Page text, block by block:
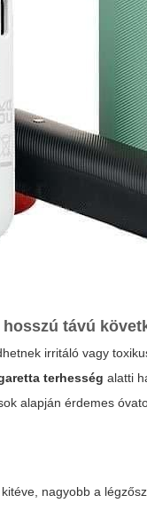
távú
irritáló vagy
terhesség alatti
alapján érdemes
nagyobb a